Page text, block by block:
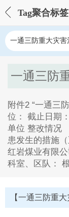
Tag聚合标签
一通三防
附件2 “一通三
位： 截止日期
单位 整改情况
患发生的措施
红岩煤业有限
科室、区队：
1、 灵国能红
重大灾害防治“
灵石县政府灵
【一通三防重